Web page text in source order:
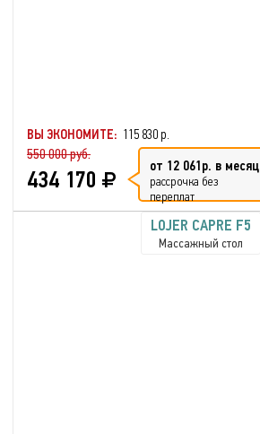
ВЫ ЭКОНОМИТЕ: 115 830 р.
550 000 руб.
434 170 от 12 061р. в месяц
рассрочка без
переплат
LOJER CAPRE F5
Массажный стол